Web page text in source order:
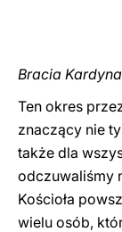
Bracia
Ten okres
znaczący nie
także dla
odczuwaliśmy
Kościoła
wielu osób,